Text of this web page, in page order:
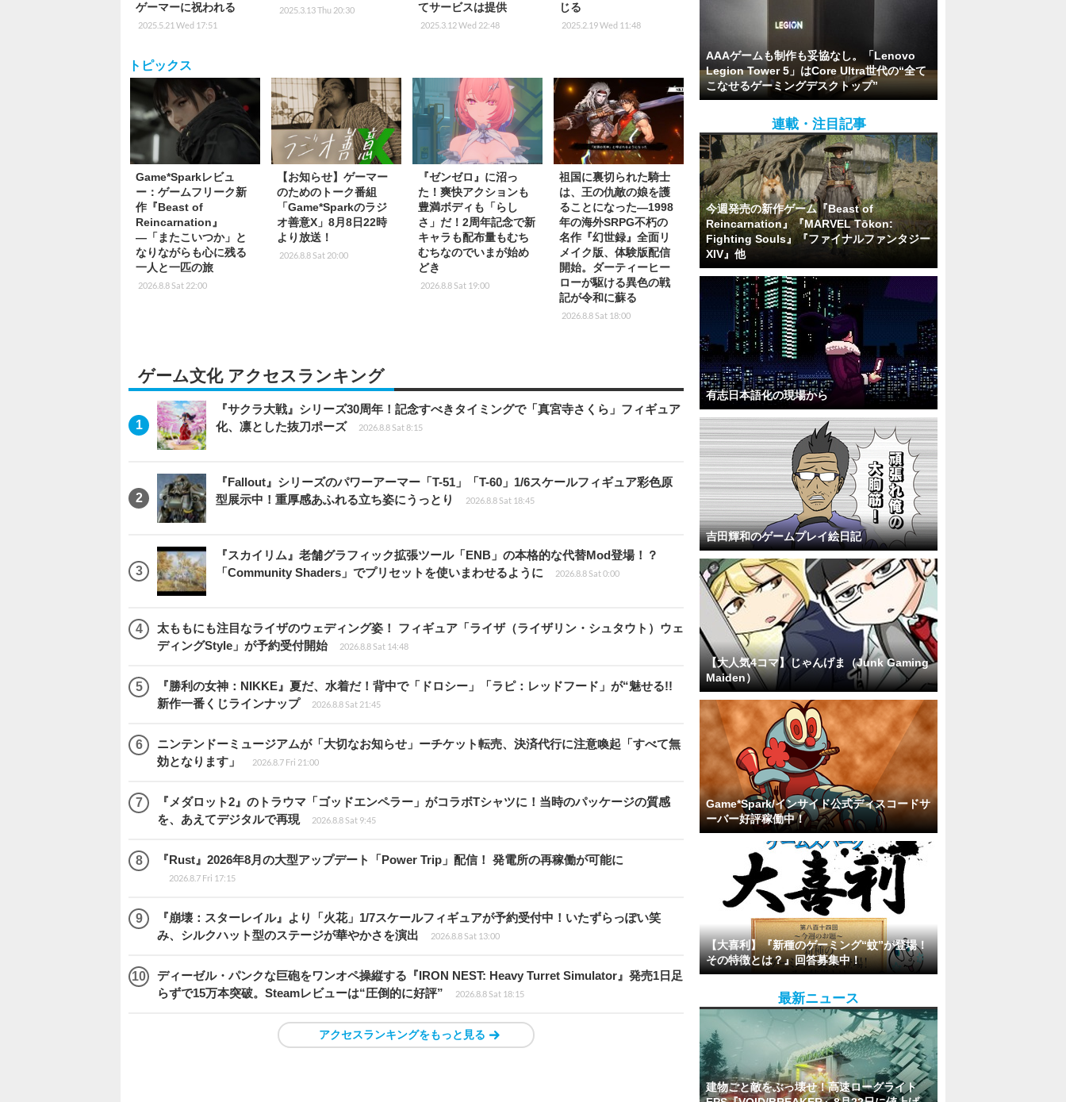
ゲーマーに祝われる
2025.5.21 Wed 17:51
2025.3.13 Thu 20:30
てサービスは提供
2025.3.12 Wed 22:48
じる
2025.2.19 Wed 11:48
トピックス
Game*Sparkレビュ
ー：ゲームフリーク新
作『Beast of
Reincarnation』
―「またこいつか」と
なりながらも心に残る
一人と一匹の旅
2026.8.8 Sat 22:00
【お知らせ】ゲーマー
のためのトーク番組
「Game*Sparkのラジ
オ善意X」8月8日22時
より放送！
2026.8.8 Sat 20:00
『ゼンゼロ』に沼っ
た！爽快アクションも
豊満ボディも「らし
さ」だ！2周年記念で新
キャラも配布量もむち
むちなのでいまが始め
どき
2026.8.8 Sat 19:00
祖国に裏切られた騎士
は、王の仇敵の娘を護
ることになった―1998
年の海外SRPG不朽の
名作『幻世録』全面リ
メイク版、体験版配信
開始。ダーティーヒー
ローが駆ける異色の戦
記が令和に蘇る
2026.8.8 Sat 18:00
ゲーム文化 アクセスランキング
『サクラ大戦』シリーズ30周年！記念すべきタイミングで「真宮寺さくら」フィギュア
化、凛とした抜刀ポーズ
2026.8.8 Sat 8:15
『Fallout』シリーズのパワーアーマー「T-51」「T-60」1/6スケールフィギュア彩色原
型展示中！重厚感あふれる立ち姿にうっとり
2026.8.8 Sat 18:45
『スカイリム』老舗グラフィック拡張ツール「ENB」の本格的な代替Mod登場！？
「Community Shaders」でプリセットを使いまわせるように
2026.8.8 Sat 0:00
太ももにも注目なライザのウェディング姿！ フィギュア「ライザ（ライザリン・シュタウト）ウェ
ディングStyle」が予約受付開始
2026.8.8 Sat 14:48
『勝利の女神：NIKKE』夏だ、水着だ！背中で「ドロシー」「ラピ：レッドフード」が“魅せる!!
新作一番くじラインナップ
2026.8.8 Sat 21:45
ニンテンドーミュージアムが「大切なお知らせ」ーチケット転売、決済代行に注意喚起「すべて無
効となります」
2026.8.7 Fri 21:00
『メダロット2』のトラウマ「ゴッドエンペラー」がコラボTシャツに！当時のパッケージの質感
を、あえてデジタルで再現
2026.8.8 Sat 9:45
『Rust』2026年8月の大型アップデート「Power Trip」配信！ 発電所の再稼働が可能に
2026.8.7 Fri 17:15
『崩壊：スターレイル』より「火花」1/7スケールフィギュアが予約受付中！いたずらっぽい笑
み、シルクハット型のステージが華やかさを演出
2026.8.8 Sat 13:00
ディーゼル・パンクな巨砲をワンオペ操縦する『IRON NEST: Heavy Turret Simulator』発売1日足
らずで15万本突破。Steamレビューは“圧倒的に好評”
2026.8.8 Sat 18:15
アクセスランキングをもっと見る
AAAゲームも制作も妥協なし。「Lenovo
Legion Tower 5」はCore Ultra世代の“全て
こなせるゲーミングデスクトップ”
連載・注目記事
今週発売の新作ゲーム『Beast of
Reincarnation』『MARVEL Tōkon:
Fighting Souls』『ファイナルファンタジー
XIV』他
有志日本語化の現場から
吉田輝和のゲームプレイ絵日記
【大人気4コマ】じゃんげま（Junk Gaming
Maiden）
Game*Spark/インサイド公式ディスコードサ
ーバー好評稼働中！
【大喜利】『新種のゲーミング“蚊”が登場！
その特徴とは？』回答募集中！
最新ニュース
建物ごと敵をぶっ壊せ！高速ローグライト